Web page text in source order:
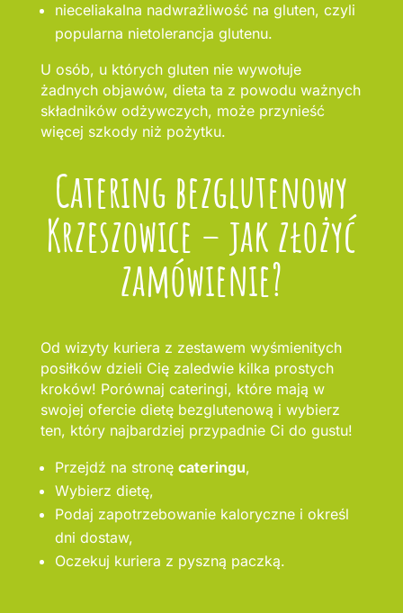
nieceliakalna nadwrażliwość na gluten, czyli
popularna nietolerancja glutenu.
U osób, u których gluten nie wywołuje
żadnych objawów, dieta ta z powodu ważnych
składników odżywczych, może przynieść
więcej szkody niż pożytku.
Catering bezglutenowy
Krzeszowice – jak złożyć
zamówienie?
Od wizyty kuriera z zestawem wyśmienitych
posiłków dzieli Cię zaledwie kilka prostych
kroków! Porównaj cateringi, które mają w
swojej ofercie dietę bezglutenową i wybierz
ten, który najbardziej przypadnie Ci do gustu!
Przejdź na stronę cateringu,
Wybierz dietę,
Podaj zapotrzebowanie kaloryczne i określ
dni dostaw,
Oczekuj kuriera z pyszną paczką.